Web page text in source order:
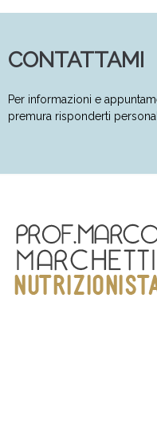
CONTATTAMI
Per informazioni e
premura risponderti